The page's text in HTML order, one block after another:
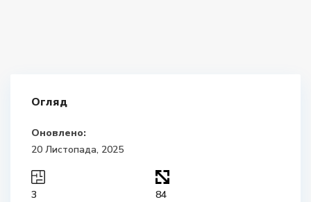
Огляд
Оновлено:
20 Листопада, 2025
3 84